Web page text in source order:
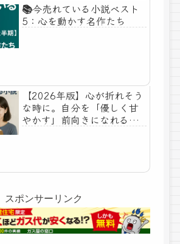
📚今売れている小説ベスト
5：心を動かす名作たち
【2026年版】心が折れそう
な時に。自分を「優しく甘
やかす」前向きになれる小
スポンサーリンク